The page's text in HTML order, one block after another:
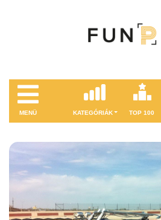
MENÜ KATEGÓRIÁK TOP 100